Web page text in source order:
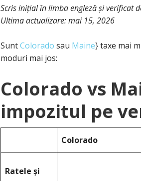
Scris inițial în limba engleză și verificat
Ultima actualizare:mai 15, 2026
SuntColorado sau Maine} taxe mai
moduri mai jos:
Colorado vs
impozitul pe
Colorado
Ratele și